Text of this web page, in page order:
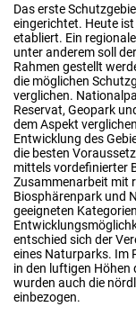
Das erste
eingerichtet. Heute ist
etabliert. Ein
unter anderem soll
Rahmen gestellt
die möglichen
verglichen.
Reservat, Geopark
dem Aspekt
Entwicklung des
die besten
mittels vordefinierter
Zusammenarbeit mit
Biosphärenpark und
geeigneten
entschied sich der
eines Naturparks. Im
in den luftigen
wurden auch die
einbezogen.